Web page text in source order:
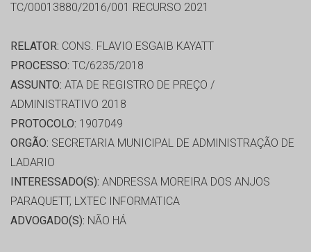
TC/00013880/2016/001 RECURSO 2021
RELATOR: CONS. FLAVIO ESGAIB KAYATT
PROCESSO: TC/6235/2018
ASSUNTO: ATA DE REGISTRO DE PREÇO /
ADMINISTRATIVO 2018
PROTOCOLO: 1907049
ORGÃO: SECRETARIA MUNICIPAL DE ADMINISTRAÇÃO DE
LADARIO
INTERESSADO(S): ANDRESSA MOREIRA DOS ANJOS
PARAQUETT, LXTEC INFORMATICA
ADVOGADO(S): NÃO HÁ